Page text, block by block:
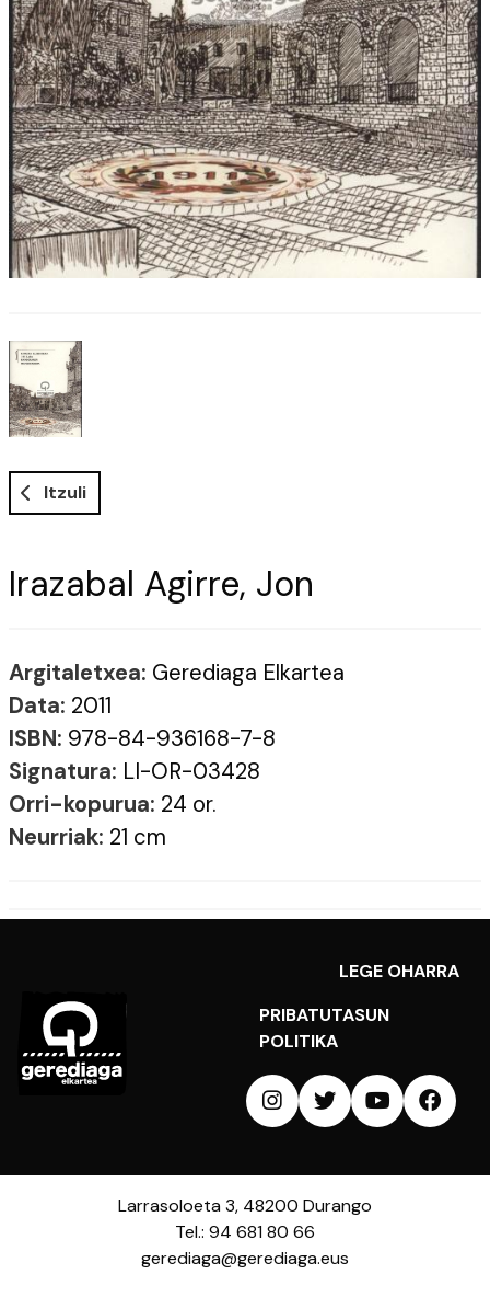
Itzuli
Irazabal Agirre, Jon
Argitaletxea: Gerediaga Elkartea
Data: 2011
ISBN: 978-84-936168-7-8
Signatura: LI-OR-03428
Orri-kopurua: 24 or.
Neurriak: 21 cm
LEGE OHARRA
PRIBATUTASUN
POLITIKA
Larrasoloeta 3, 48200 Durango
Tel.: 94 681 80 66
gerediaga@gerediaga.eus